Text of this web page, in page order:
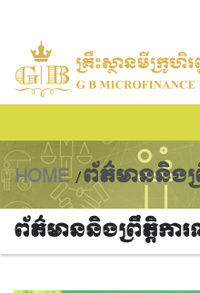
HOME /ព័ត៌មាននិង
ព័ត៌មាននិងព្រឹត្តិកា